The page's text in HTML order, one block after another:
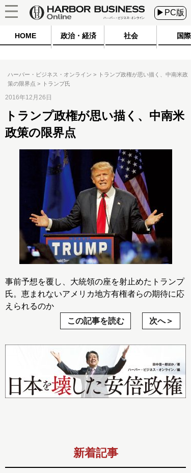
▶PC版
HOME 政治・経済 社会 国際
ハーバー・ビジネス・オンライン
トランプ政権が思い描く、中南米政
策の限界点
トランプ氏
2016年12月26日
トランプ政権が思い描く、中南米
政策の限界点
事前予想を覆し、大統領の座を射止めたトランプ
氏。恵まれないアメリカ地方有権者らの期待に応
えられるのか
この記事を読む
次へ
新着記事